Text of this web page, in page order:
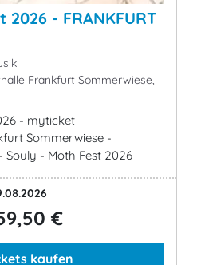
- FRANKFURT
Frankfurt Sommerwiese,
- myticket
Sommerwiese -
Souly - Moth Fest 2026
€
kaufen